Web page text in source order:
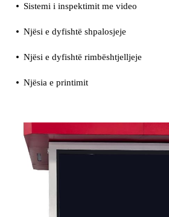
Sistemi i inspektimit me video
Njësi e dyfishtë shpalosjeje
Njësi e dyfishtë rimbështjelljeje
Njësia e printimit